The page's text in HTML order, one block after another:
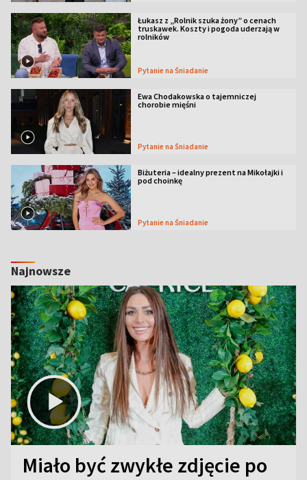
Łukasz z „Rolnik szuka żony” o cenach
truskawek. Koszty i pogoda uderzają w
rolników
Pytanie na Śniadanie
Ewa Chodakowska o tajemniczej
chorobie mięśni
Pytanie na Śniadanie
Biżuteria – idealny prezent na Mikołajki i
pod choinkę
Pytanie na Śniadanie
Najnowsze
Miało być zwykłe zdjęcie po